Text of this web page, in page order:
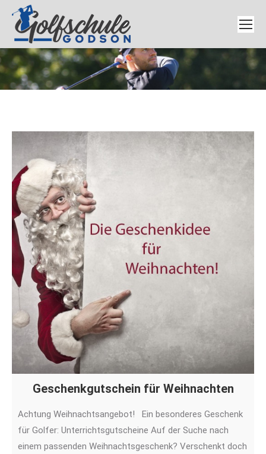
Geschenkgutschein für Weihnachten
Achtung Weihnachtsangebot! Ein besonderes Geschenk
für Golfer: Unterrichtsgutscheine Auf der Suche nach
einem passenden Weihnachtsgeschenk? Verschenkt doch